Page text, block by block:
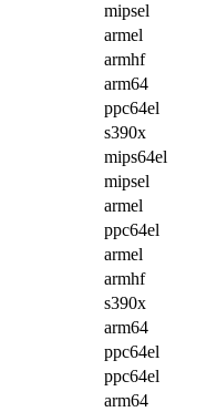
mipsel
armel
armhf
arm64
ppc64el
s390x
mips64el
mipsel
armel
ppc64el
armel
armhf
s390x
arm64
ppc64el
ppc64el
arm64